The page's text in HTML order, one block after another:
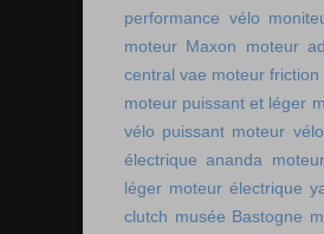
performance vélo
moteur Maxon
moteur
central vae moteur friction
moteur puissant et léger
vélo puissant moteur
électrique ananda
léger moteur électrique
clutch musée Bastogne